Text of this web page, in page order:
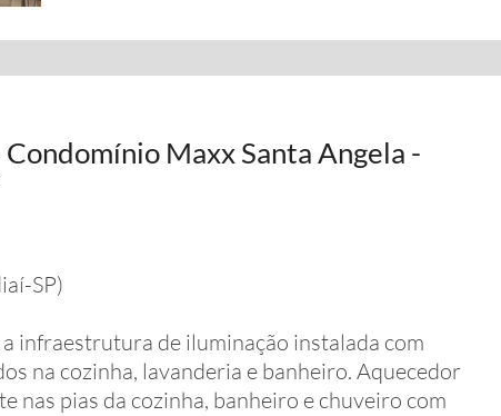
Maxx Santa Angela -
SP)
infraestrutura de iluminação instalada com
na cozinha, lavanderia e banheiro. Aquecedor
nas pias da cozinha, banheiro e chuveiro com